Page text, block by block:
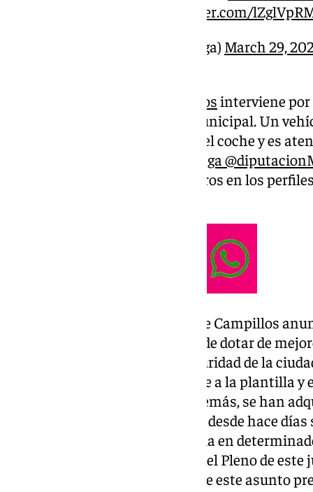
pic.twitter.com/
— CPB Málaga (@cpbmalaga) March 29,
#Campillosinterviene por
Km. 104, del mismo término municipal. Un
a uno de los ocupantes a salir del coche y es
#CPBMálaga
Consorcio Provincial de Bomberos en los
Este viernes el Ayuntamiento de Campillos
una serie de medidas con el fin de dotar de
mejorar las condiciones de seguridad de la
ha incorporado un nuevo agente a la plantilla y
plazas más de Policía Local. Además, se han
un nuevo vehículo. Igualmente, desde hace
ncia en
hecho que quedó refrendado en el Pleno de
aprobación de una moción sobre este asunto